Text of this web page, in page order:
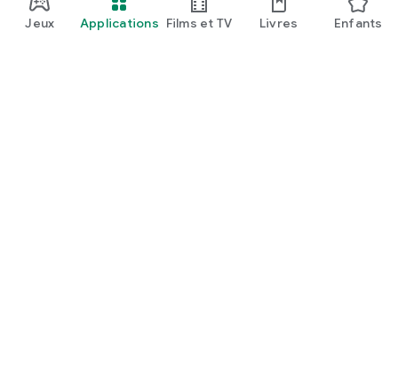
Jeux Applications Films et TV Livres Enfants